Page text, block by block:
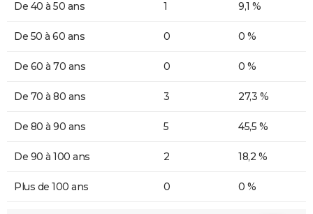
De 40 à 50 ans 1 9,1 %
De 50 à 60 ans 0 0 %
De 60 à 70 ans 0 0 %
De 70 à 80 ans 3 27,3 %
De 80 à 90 ans 5 45,5 %
De 90 à 100 ans 2 18,2 %
Plus de 100 ans 0 0 %